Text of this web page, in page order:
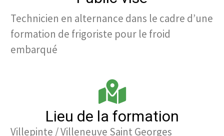
Technicien en alternance dans le cadre d’une
formation de frigoriste pour le froid
embarqué
Lieu de la formation
Villepinte / Villeneuve Saint Georges